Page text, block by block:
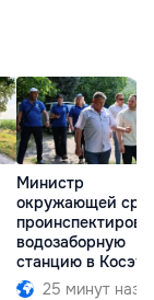
Министр
окружающей
водозаборную
станцию в
25 минут